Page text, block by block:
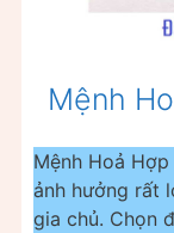
Mệnh
Mệnh Hoả
ảnh hưởng rất
gia chủ. Chọn